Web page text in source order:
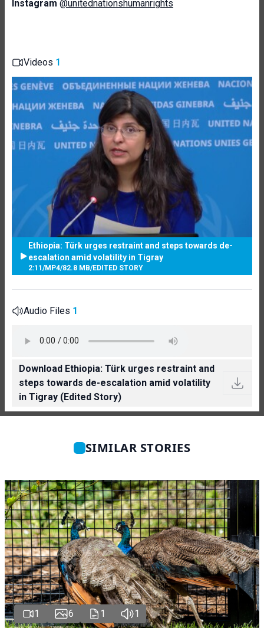
Instagram @unitednationshumanrights
Videos 1
Ethiopia: Türk urges restraint and steps towards de-
escalation amid volatility in Tigray
2:11 /MP4/82.8 MB/EDITED STORY
Audio Files 1
Download Ethiopia: Türk urges restraint and
steps towards de-escalation amid volatility
in Tigray (Edited Story)
SIMILAR STORIES
1 6 1 1